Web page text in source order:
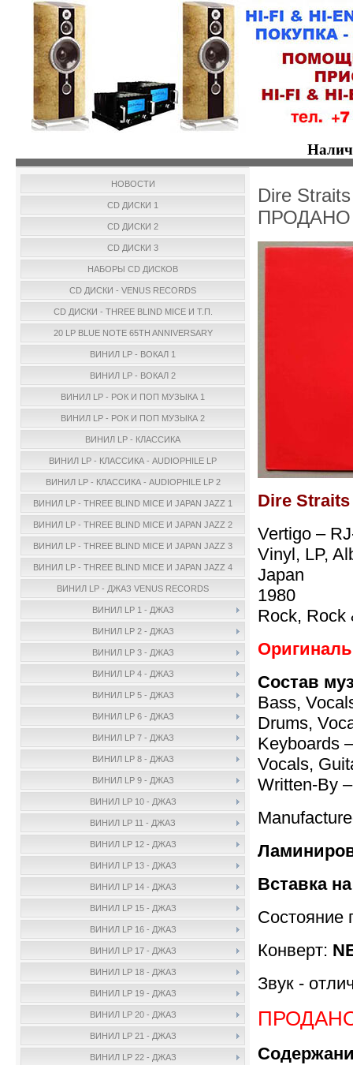
НОВОСТИ
CD ДИСКИ 1
CD ДИСКИ 2
CD ДИСКИ 3
НАБОРЫ CD ДИСКОВ
CD ДИСКИ - VENUS RECORDS
CD ДИСКИ - THREE BLIND MICE И Т.П.
20 LP BLUE NOTE 65TH ANNIVERSARY
ВИНИЛ LP - ВОКАЛ 1
ВИНИЛ LP - ВОКАЛ 2
ВИНИЛ LP - РОК И ПОП МУЗЫКА 1
ВИНИЛ LP - РОК И ПОП МУЗЫКА 2
ВИНИЛ LP - КЛАССИКА
ВИНИЛ LP - КЛАССИКА - AUDIOPHILE LP
ВИНИЛ LP - КЛАССИКА - AUDIOPHILE LP 2
ВИНИЛ LP - THREE BLIND MICE И JAPAN JAZZ 1
ВИНИЛ LP - THREE BLIND MICE И JAPAN JAZZ 2
ВИНИЛ LP - THREE BLIND MICE И JAPAN JAZZ 3
ВИНИЛ LP - THREE BLIND MICE И JAPAN JAZZ 4
ВИНИЛ LP - ДЖАЗ VENUS RECORDS
ВИНИЛ LP 1 - ДЖАЗ
ВИНИЛ LP 2 - ДЖАЗ
ВИНИЛ LP 3 - ДЖАЗ
ВИНИЛ LP 4 - ДЖАЗ
ВИНИЛ LP 5 - ДЖАЗ
ВИНИЛ LP 6 - ДЖАЗ
ВИНИЛ LP 7 - ДЖАЗ
ВИНИЛ LP 8 - ДЖАЗ
ВИНИЛ LP 9 - ДЖАЗ
ВИНИЛ LP 10 - ДЖАЗ
ВИНИЛ LP 11 - ДЖАЗ
ВИНИЛ LP 12 - ДЖАЗ
ВИНИЛ LP 13 - ДЖАЗ
ВИНИЛ LP 14 - ДЖАЗ
ВИНИЛ LP 15 - ДЖАЗ
ВИНИЛ LP 16 - ДЖАЗ
ВИНИЛ LP 17 - ДЖАЗ
ВИНИЛ LP 18 - ДЖАЗ
ВИНИЛ LP 19 - ДЖАЗ
ВИНИЛ LP 20 - ДЖАЗ
ВИНИЛ LP 21 - ДЖАЗ
ВИНИЛ LP 22 - ДЖАЗ
Dire
ПРОДАНО
Dire
Vertigo –
Vinyl, LP,
Japan
1980
Rock, Rock
Состав
Bass,
Drums,
Keyboards
Vocals,
Written-By
Вставка
Состояние
Конверт:
Звук -